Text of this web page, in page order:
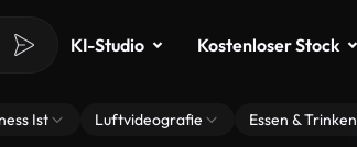
KI-Studio Kostenloser Stock
Ist Luftvideografie Essen & Trinken